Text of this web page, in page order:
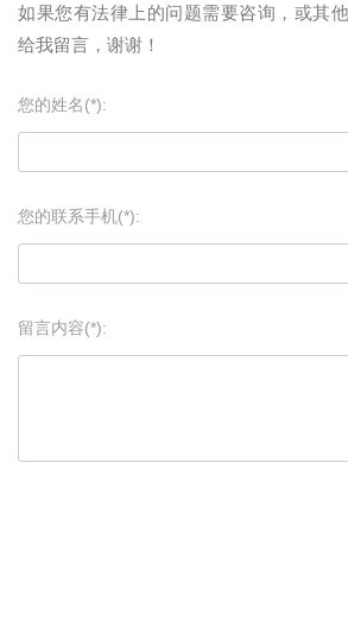
如果您有法律上的问题需要咨询，或其
给我留言，谢谢！
您的姓名(*):
您的联系手机(*):
留言内容(*):